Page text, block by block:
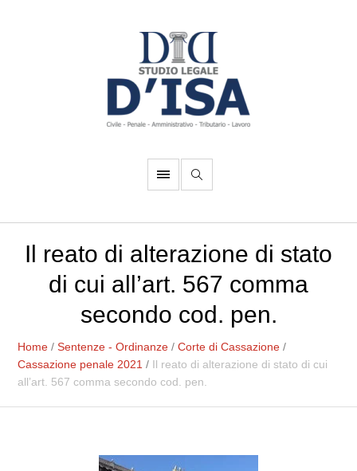
Il reato di alterazione di stato
di cui all’art. 567 comma
secondo cod. pen.
Home /Sentenze - Ordinanze /Corte di Cassazione /
Cassazione penale 2021 / Il reato di alterazione di stato di cui
all’art. 567 comma secondo cod. pen.